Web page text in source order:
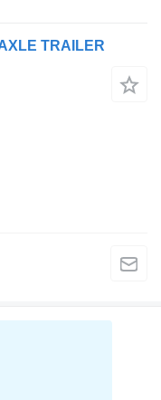
TRAILER